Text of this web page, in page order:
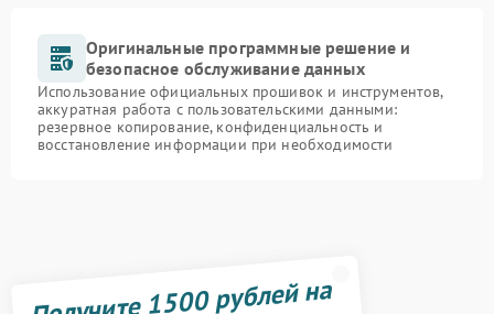
Оригинальные программные решение и
безопасное обслуживание данных
Использование официальных прошивок и инструментов,
аккуратная работа с пользовательскими данными:
резервное копирование, конфиденциальность и
восстановление информации при необходимости
Получите 1500 рублей на